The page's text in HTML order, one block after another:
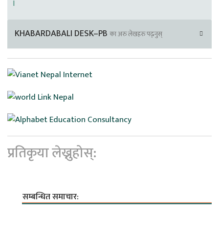
।
KHABARDABALI DESK–PB का अरु लेखहरु पढ्नुस्
प्रतिकृया लेख्नुहोस्:
सम्बन्धित समाचार: